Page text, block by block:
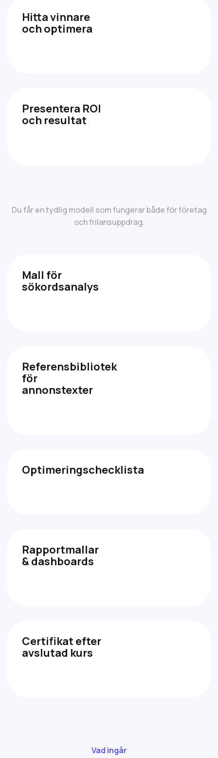
Hitta vinnare
och optimera
Presentera ROI
och resultat
Du får en tydlig modell som fungerar både för företag
och frilansuppdrag.
Mall för
sökordsanalys
Referensbibliotek
för
annonstexter
Optimeringschecklista
Rapportmallar
& dashboards
Certifikat efter
avslutad kurs
Vad ingår